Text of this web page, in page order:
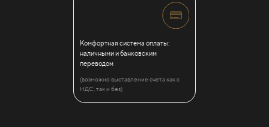
Комфортная система оплаты:
наличными и банковским
переводом
(возможно выставление счета как с
НДС, так и без)